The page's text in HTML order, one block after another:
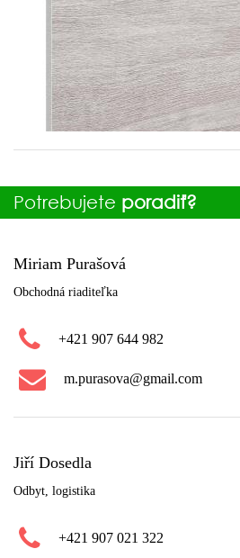
Potrebujete poradiť?
Miriam Purašová
Obchodná riaditeľka
+421 907 644 982
m.purasova@gmail.com
Jiří Dosedla
Odbyt, logistika
+421 907 021 322